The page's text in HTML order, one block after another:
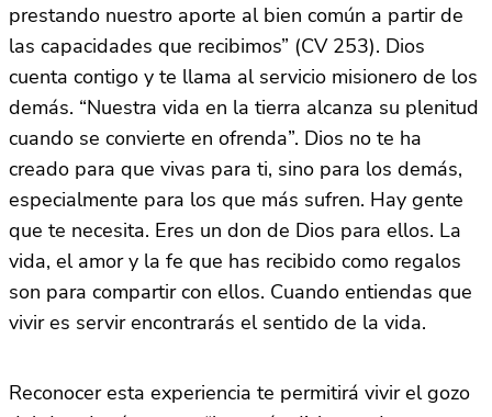
prestando nuestro aporte al bien común a partir de
las capacidades que recibimos” (CV 253). Dios
cuenta contigo y te llama al servicio misionero de los
demás. “Nuestra vida en la tierra alcanza su plenitud
cuando se convierte en ofrenda”. Dios no te ha
creado para que vivas para ti, sino para los demás,
especialmente para los que más sufren. Hay gente
que te necesita. Eres un don de Dios para ellos. La
vida, el amor y la fe que has recibido como regalos
son para compartir con ellos. Cuando entiendas que
vivir es servir encontrarás el sentido de la vida.
Reconocer esta experiencia te permitirá vivir el gozo